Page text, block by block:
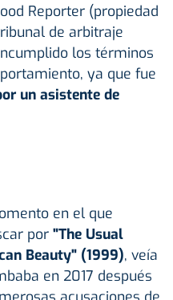
Reporter (propiedad
de arbitraje
los términos
ya que fue
un asistente de
en el que
por "The Usual
Beauty" (1999), veía
en 2017 después